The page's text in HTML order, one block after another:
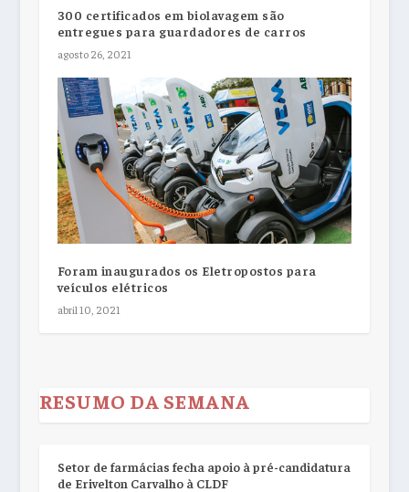
300 certificados em biolavagem são
entregues para guardadores de carros
agosto 26, 2021
Foram inaugurados os Eletropostos para
veículos elétricos
abril 10, 2021
RESUMO DA SEMANA
Setor de farmácias fecha apoio à pré-candidatura
de Erivelton Carvalho à CLDF